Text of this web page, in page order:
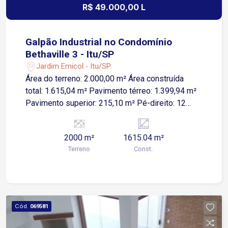
R$ 49.000,00 L
Galpão Industrial no Condomínio
Bethaville 3 - Itu/SP
Jardim Emicol - Itu/SP
Área do terreno: 2.000,00 m² Área construída
total: 1.615,04 m² Pavimento térreo: 1.399,94 m²
Pavimento superior: 215,10 m² Pé-direito: 12
artesiano Caixa reserva de água: 45.000 litros
Elevador para 4 pessoas O empreendimento
oferece uma estrutura completa para instalação e
adequado para indústrias, centros de distribuição,
logística, armazenagem, operações comerciais e
empresas que necessitam de uma estrutura
2000 m²
Terreno
1615.04 m²
Const.
Cód. 069581